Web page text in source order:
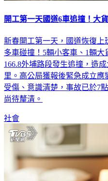
開工第一天國道6車追撞！大
新春開工第一天，國道恢復
多車碰撞！5輛小客車、1輛大
166.8外埔路段發生追撞，造
里。高公局獲報後緊急成立
受傷、意識清楚，事故已於7
尚待釐清。
社會